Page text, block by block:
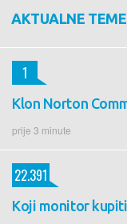
AKTUALNE
Klon Norton
prije 3 minute
1
Koji monitor kupiti
22.391